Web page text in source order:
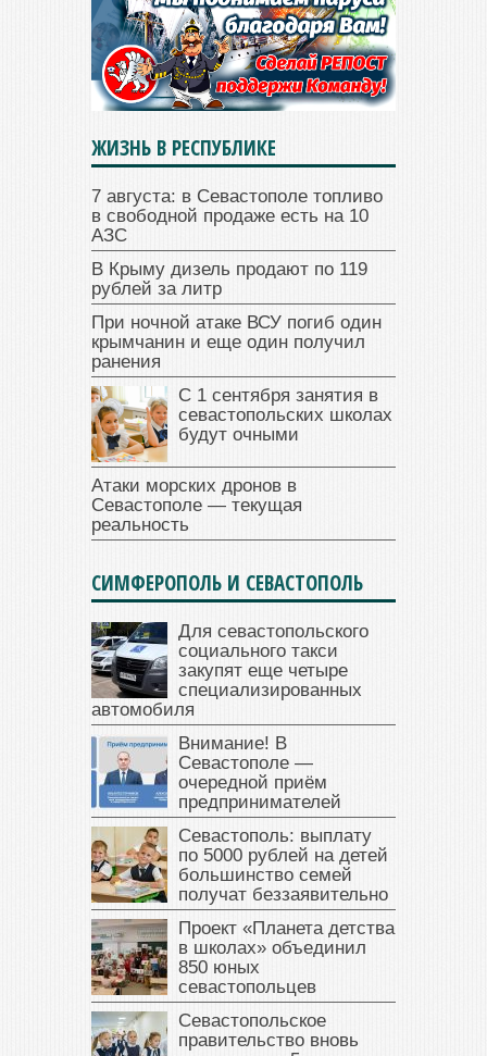
ЖИЗНЬ В РЕСПУБЛИКЕ
7 августа: в Севастополе топливо
в свободной продаже есть на 10
АЗС
В Крыму дизель продают по 119
рублей за литр
При ночной атаке ВСУ погиб один
крымчанин и еще один получил
ранения
С 1 сентября занятия в
севастопольских школах
будут очными
Атаки морских дронов в
Севастополе — текущая
реальность
СИМФЕРОПОЛЬ И СЕВАСТОПОЛЬ
Для севастопольского
социального такси
закупят еще четыре
специализированных
автомобиля
Внимание! В
Севастополе —
очередной приём
предпринимателей
Севастополь: выплату
по 5000 рублей на детей
большинство семей
получат беззаявительно
Проект «Планета детства
в школах» объединил
850 юных
севастопольцев
Севастопольское
правительство вновь